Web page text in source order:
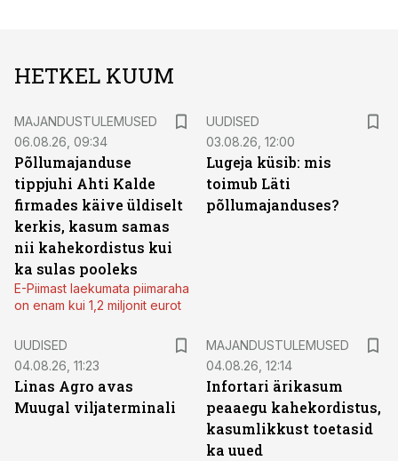
HETKEL KUUM
MAJANDUSTULEMUSED
06.08.26, 09:34
Põllumajanduse
tippjuhi Ahti Kalde
firmades käive üldiselt
kerkis, kasum samas
nii kahekordistus kui
ka sulas pooleks
E-Piimast laekumata piimaraha
on enam kui 1,2 miljonit eurot
UUDISED
03.08.26, 12:00
Lugeja küsib: mis
toimub Läti
põllumajanduses?
UUDISED
04.08.26, 11:23
Linas Agro avas
Muugal viljaterminali
MAJANDUSTULEMUSED
04.08.26, 12:14
Infortari ärikasum
peaaegu kahekordistus,
kasumlikkust toetasid
ka uued